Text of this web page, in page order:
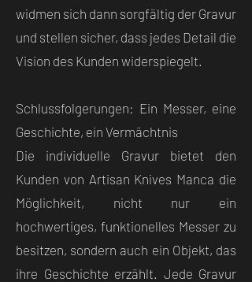
widmen sich dann sorgfältig der Gravur
und stellen sicher, dass jedes Detail die
Vision des Kunden widerspiegelt.
Schlussfolgerungen: Ein Messer, eine
Geschichte, ein Vermächtnis
Die individuelle Gravur bietet den
Kunden von Artisan Knives Manca die
Möglichkeit, nicht nur ein
hochwertiges, funktionelles Messer zu
besitzen, sondern auch ein Objekt, das
ihre Geschichte erzählt. Jede Gravur